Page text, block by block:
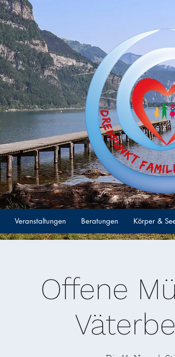
Veranstaltungen Beratungen Körper &
Offene